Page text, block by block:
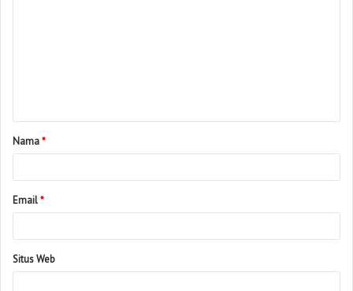
Nama*
Email*
Situs Web